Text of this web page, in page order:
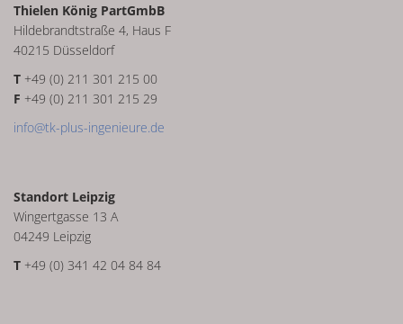
Thielen König PartGmbB
Hildebrandtstraße 4, Haus F
40215 Düsseldorf
T +49 (0) 211 301 215 00
F +49 (0) 211 301 215 29
info@tk-plus-ingenieure.de
Standort Leipzig
Wingertgasse 13 A
04249 Leipzig
T +49 (0) 341 42 04 84 84